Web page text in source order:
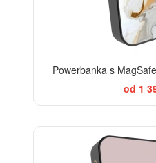
Powerbanka s
od 1